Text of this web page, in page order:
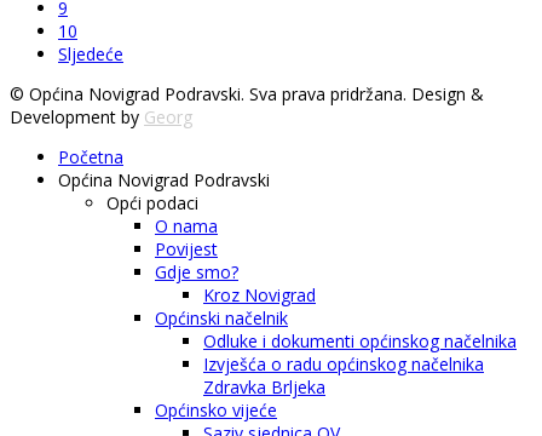
9
10
Sljedeće
© Općina Novigrad Podravski. Sva prava pridržana. Design &
Development by Georg
Početna
Općina Novigrad Podravski
Opći podaci
O nama
Povijest
Gdje smo?
Kroz Novigrad
Općinski načelnik
Odluke i dokumenti općinskog načelnika
Izvješća o radu općinskog načelnika
Zdravka Brljeka
Općinsko vijeće